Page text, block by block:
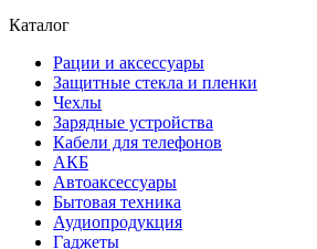
Каталог
Рации и аксессуары
Защитные стекла и пленки
Чехлы
Зарядные устройства
Кабели для телефонов
АКБ
Автоаксессуары
Бытовая техника
Аудиопродукция
Гаджеты